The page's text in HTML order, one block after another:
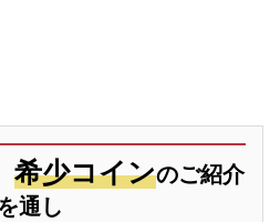
希少コインのご紹介
を通し